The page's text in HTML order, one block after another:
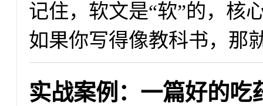
记住，软文是“软”的，核
如果你写得像教科书，那
实战案例：一篇好的吃